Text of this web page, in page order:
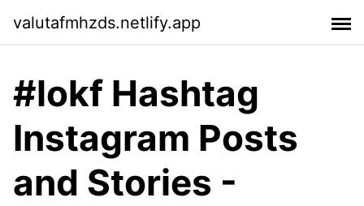
valutafmhzds.netlify.app
#lokf Hashtag
Instagram Posts
and Stories -